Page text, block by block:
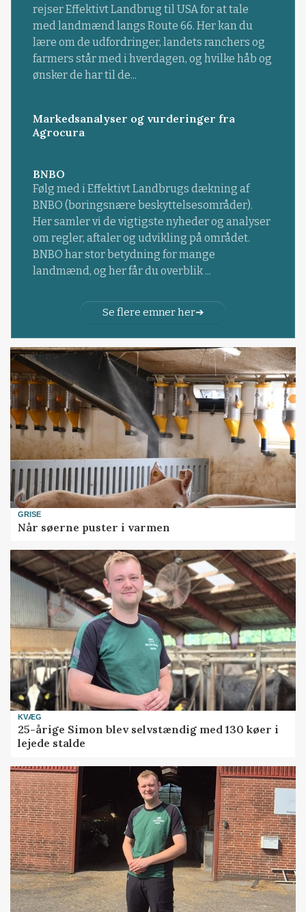
rejser Effektivt Landbrug til USA for at tale
med landmænd langs Route 66. Her kan du
lære om de udfordringer, landets ranchers og
farmers står med i hverdagen, og hvilke håb og
ønsker de har til de...
Markedsanalyser og vurderinger fra
Agrocura
BNBO
Følg med i Effektivt Landbrugs dækning af
BNBO (boringsnære beskyttelsesområder).
Her samler vi de vigtigste nyheder og analyser
om regler, aftaler og udvikling på området.
BNBO har stor betydning for mange
landmænd, og her får du overblik ...
Se flere emner her
GRISE
Når søerne puster i varmen
KVÆG
25-årige Simon blev selvstændig med 130 køer i
lejede stalde